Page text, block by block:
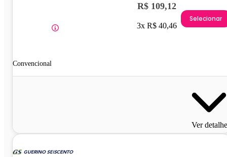
Convencional
R$ 109,12
3x R$ 40,46
Selecionar
Ver